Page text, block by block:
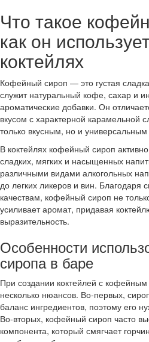
Что такое
как он
коктейлях
Кофейный сироп — это густая
служит натуральный кофе, сахар и
ароматические добавки. Он
вкусом с характерной карамельной
только вкусным, но и
В коктейлях кофейный сироп
сладких, мягких и насыщенных
различными видами алкогольных
до легких ликеров и вин. Благодаря
качествам, кофейный сироп не
усиливает аромат, придавая
выразительность.
Особенности
сиропа в баре
При создании коктейлей с
несколько нюансов. Во-первых,
баланс ингредиентов, поэтому его
Во-вторых, кофейный сироп часто
компонента, который смягчает